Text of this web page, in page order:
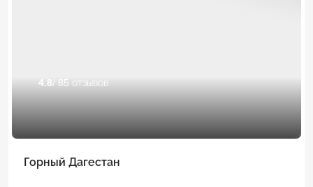
4.8/ 85 отзывов
Горный Дагестан